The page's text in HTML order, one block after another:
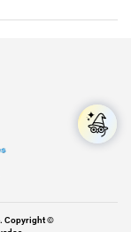
Copyright ©